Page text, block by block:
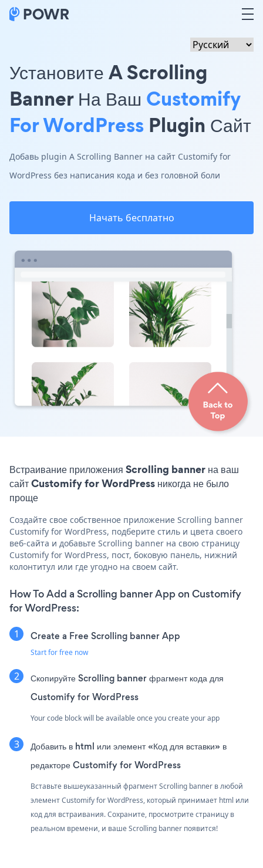
Установите A Scrolling
Banner На Ваш Customify
For WordPress Plugin Сайт
Добавь plugin A Scrolling Banner на сайт Customify for
WordPress без написания кода и без головной боли
Начать бесплатно
Встраивание приложения Scrolling banner на ваш
сайт Customify for WordPress никогда не было
проще
Создайте свое собственное приложение Scrolling banner
Customify for WordPress, подберите стиль и цвета своего
веб-сайта и добавьте Scrolling banner на свою страницу
Customify for WordPress, пост, боковую панель, нижний
колонтитул или где угодно на своем сайт.
How To Add a Scrolling banner App on Customify
for WordPress:
Create a Free Scrolling banner App
Start for free now
Скопируйте Scrolling banner фрагмент кода для
Customify for WordPress
Your code block will be available once you create your app
Добавить в html или элемент «Код для вставки» в
редакторе Customify for WordPress
Вставьте вышеуказанный фрагмент Scrolling banner в любой
элемент Customify for WordPress, который принимает html или
код для встраивания. Сохраните, просмотрите страницу в
реальном времени, и ваше Scrolling banner появится!